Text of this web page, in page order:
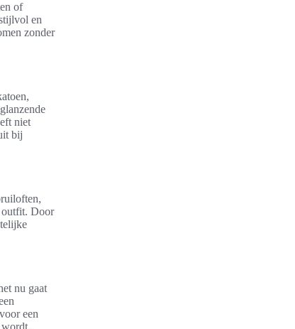
of
en
zonder
niet
bij
outfit. Door
nu gaat
een